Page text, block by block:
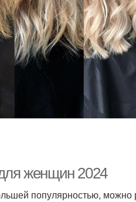
женщин 2024
популярностью, можно